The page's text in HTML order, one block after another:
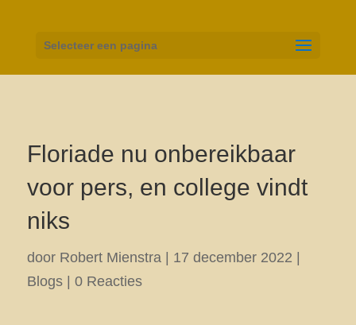
Selecteer een pagina
Floriade nu onbereikbaar
voor pers, en college vindt
niks
door Robert Mienstra| 17 december 2022
Blogs| 0 Reacties